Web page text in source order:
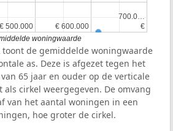
€ 500.000
€ 500.000 € 600.000
€ 600.000 €
€
700.0…
700.0…
woningwaarde
toont de gemiddelde woningwaarde
as. Deze is afgezet tegen het
65 jaar en ouder op de verticale
cirkel weergegeven. De omvang
van het aantal woningen in een
hoe groter de cirkel.